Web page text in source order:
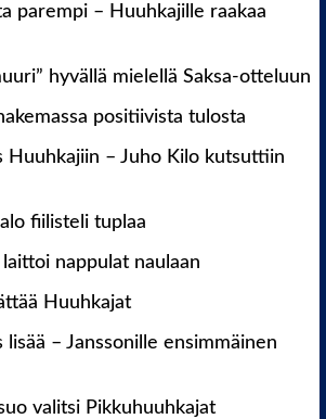
parempi – Huuhkajille raakaa
hyvällä mielellä Saksa-otteluun
positiivista tulosta
Huuhkajiin – Juho Kilo kutsuttiin
fiilisteli tuplaa
nappulat naulaan
Huuhkajat
lisää – Janssonille ensimmäinen
valitsi Pikkuhuuhkajat